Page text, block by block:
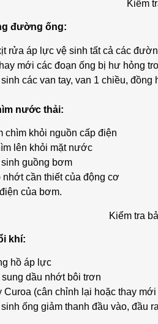
Kiểm
đường ống:
rửa áp lực vệ sinh tất cả các
mới các đoạn ống bị hư hỏng
sinh các van tay, van 1 chiều,
nước thải:
chìm khỏi nguồn cấp điện
lên khỏi mặt nước
sinh guồng bơm
cần thiết của động cơ
của bơm.
Kiểm tra
khí:
hồ áp lực
sung dầu nhớt bôi trơn
Curoa (cân chỉnh lại hoặc thay
ống giảm thanh đầu vào, đầu